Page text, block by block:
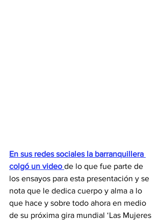
En sus redes sociales la barranquillera
colgó un video de lo que fue parte de
los ensayos para esta presentación y se
nota que le dedica cuerpo y alma a lo
que hace y sobre todo ahora en medio
de su próxima gira mundial ‘Las Mujeres